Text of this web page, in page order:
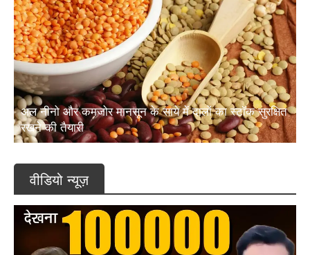
अल नीनो और कमजोर मानसून के साये में दालों का स्टॉक सुरक्षित
रखने की तैयारी
वीडियो न्यूज़